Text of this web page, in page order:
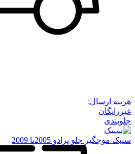
هزینه ارسال:
غیررایگان
جلوبندی
سیبک موجگیر جلو پرادو 2005تا 2009